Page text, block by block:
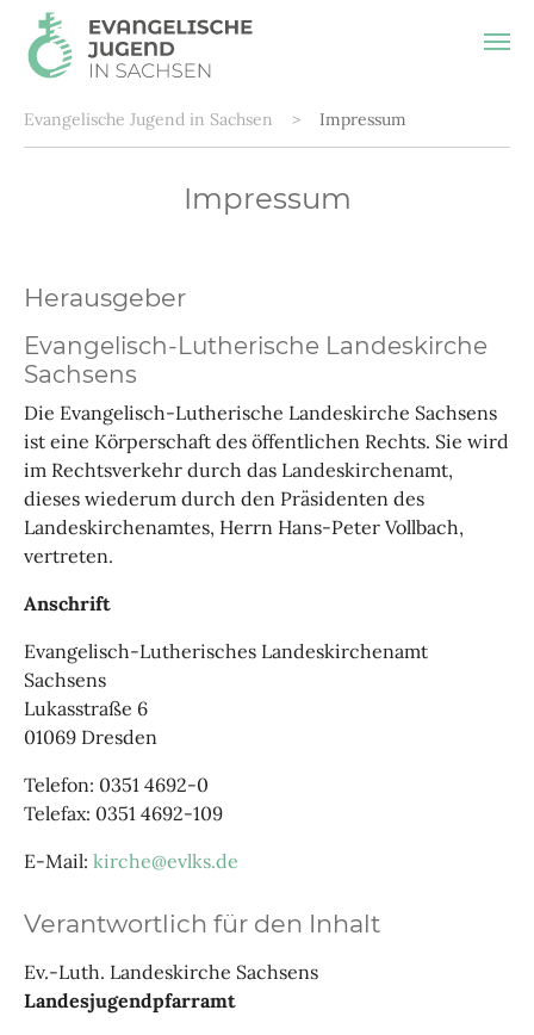
Zum Hauptinhalt springen
Sie sind hier:
Evangelische Jugend in Sachsen Impressum
Impressum
Herausgeber
Evangelisch-Lutherische Landeskirche
Sachsens
Die Evangelisch-Lutherische Landeskirche Sachsens
ist eine Körperschaft des öffentlichen Rechts. Sie wird
im Rechtsverkehr durch das Landeskirchenamt,
dieses wiederum durch den Präsidenten des
Landeskirchenamtes, Herrn Hans-Peter Vollbach,
vertreten.
Anschrift
Evangelisch-Lutherisches Landeskirchenamt
Sachsens
Lukasstraße 6
01069 Dresden
Telefon: 0351 4692-0
Telefax: 0351 4692-109
E-Mail: kirche@evlks.de
Verantwortlich für den Inhalt
Ev.-Luth. Landeskirche Sachsens
Landesjugendpfarramt